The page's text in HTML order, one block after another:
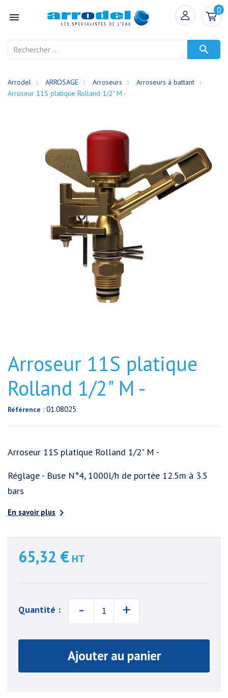

0

Arrodel ARROSAGE Arroseurs
Arroseurs à battant
Arroseur 11S platique Rolland 1/2" M -
Arroseur 11S platique
Rolland 1/2" M -
Référence : 01.08025
Arroseur 11S platique Rolland 1/2" M -
Réglage - Buse N°4, 1000l/h de portée 12.5m à 3.5
bars
En savoir plus 
65,32 € HT
Quantité : - +
Ajouter au panier